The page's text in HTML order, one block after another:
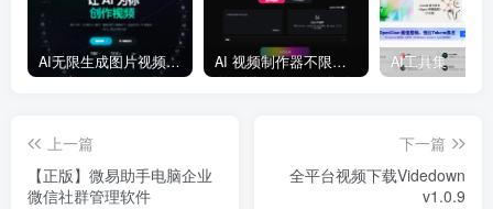
AI无限生成图片视频大模型平台 AI 视频制作器不限量生成 AI 视频 AI工具集
上一篇
【正版】微易助手电脑企业
微信社群管理软件
下一篇
全平台视频下载Videdown
v1.0.9